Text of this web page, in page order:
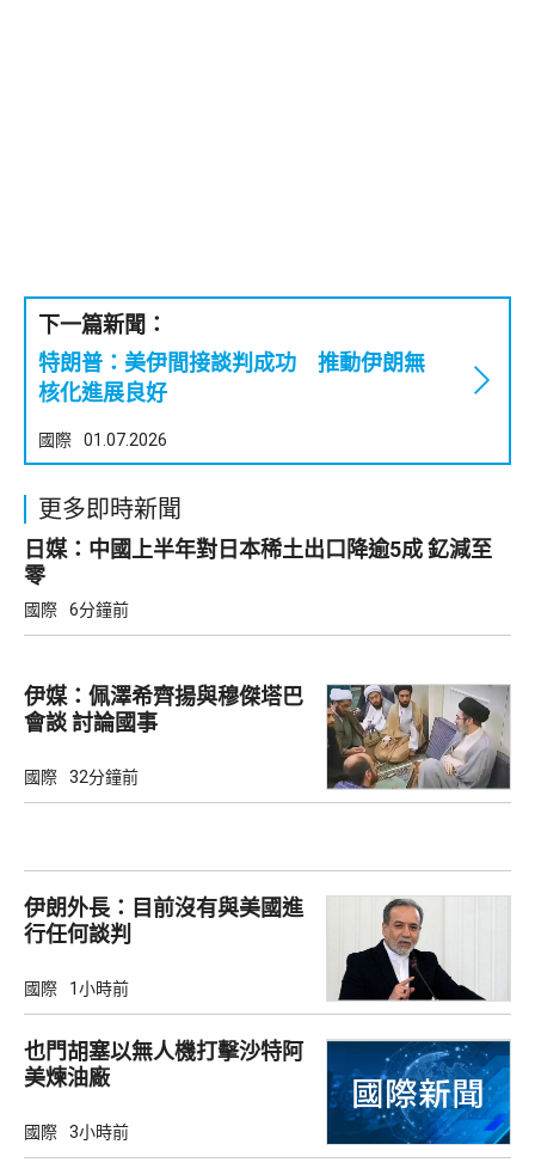
下一篇新聞：
特朗普：美伊間接談判成功 推動伊朗無
核化進展良好
國際 01.07.2026
更多即時新聞
日媒：中國上半年對日本稀土出口降逾5成 釔減至
零
國際 6分鐘前
伊媒：佩澤希齊揚與穆傑塔巴
會談 討論國事
國際 32分鐘前
伊朗外長：目前沒有與美國進
行任何談判
國際 1小時前
也門胡塞以無人機打擊沙特阿
美煉油廠
國際 3小時前